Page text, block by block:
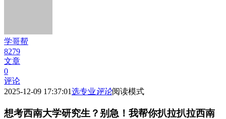
学哥帮
8279
文章
0
评论
2025-12-09 17:37:01选专业评论阅读模式
想考西南大学研究生？别急！我帮你扒拉扒拉西南